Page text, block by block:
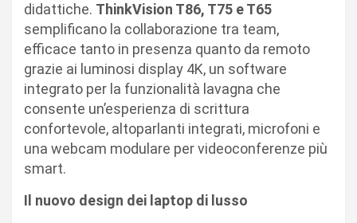
didattiche. ThinkVision T86, T75 e T65
semplificano la collaborazione tra team,
efficace tanto in presenza quanto da remoto
grazie ai luminosi display 4K, un software
integrato per la funzionalità lavagna che
consente un’esperienza di scrittura
confortevole, altoparlanti integrati, microfoni e
una webcam modulare per videoconferenze più
smart.
Il nuovo design dei laptop di lusso